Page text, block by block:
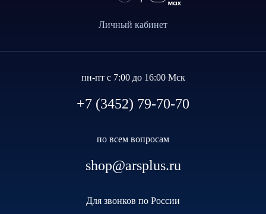
Личный кабинет
пн-пт с 7:00 до 16:00 Мск
+7 (3452) 79-70-70
по всем вопросам
shop@arsplus.ru
Для звонков по России